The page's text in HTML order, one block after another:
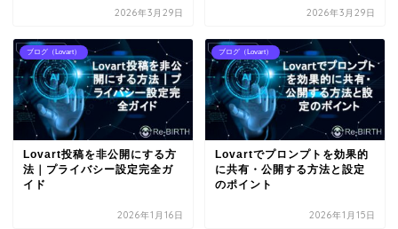
2026年3月29日 2026年3月29日
ブログ（Lovart）
Lovart投稿を非公開にする方
法｜プライバシー設定完全ガ
イド
2026年1月16日
ブログ（Lovart）
Lovartでプロンプトを効果的
に共有・公開する方法と設定
のポイント
2026年1月15日